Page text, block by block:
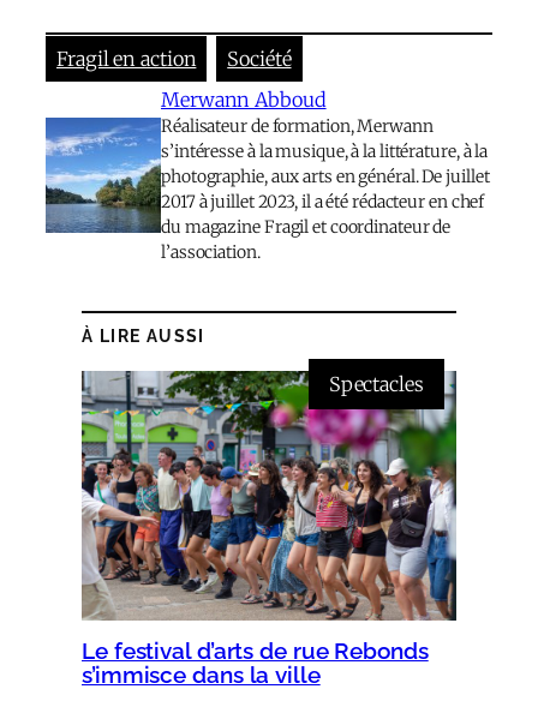
Fragil en action
Société
Merwann Abboud
Réalisateur de formation, Merwann
s’intéresse à la musique, à la littérature, à la
photographie, aux arts en général. De juillet
2017 à juillet 2023, il a été rédacteur en chef
du magazine Fragil et coordinateur de
l’association.
À LIRE AUSSI
Spectacles
Le festival d’arts de rue Rebonds
s’immisce dans la ville